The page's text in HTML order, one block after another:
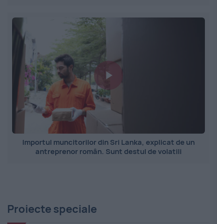
Importul muncitorilor din Sri Lanka, explicat de un
antreprenor român. Sunt destul de volatili
Proiecte speciale